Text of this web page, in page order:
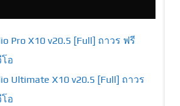
Pro X10 v20.5 [Full] ถาวร ฟรี
อ
Ultimate X10 v20.5 [Full] ถาวร
อ